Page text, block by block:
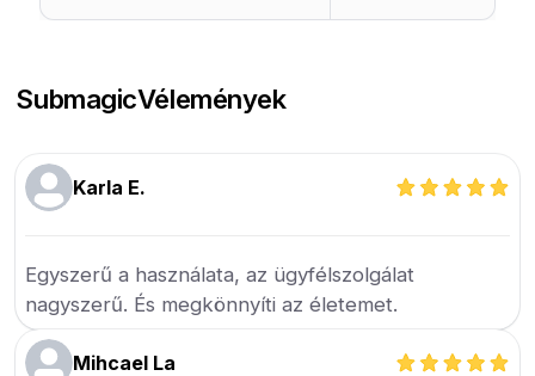
SubmagicVélemények
Karla E.
Egyszerű a használata, az ügyfélszolgálat
nagyszerű. És megkönnyíti az életemet.
Mihcael La